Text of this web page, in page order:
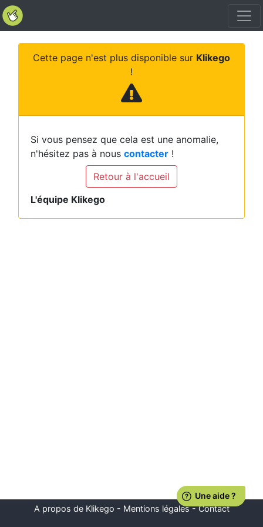
Cette page n'est plus disponible sur Klikego
!
Si vous pensez que cela est une anomalie,
n'hésitez pas à nous contacter !
Retour à l'accueil
L'équipe Klikego
A propos de Klikego - Mentions légales-Contact